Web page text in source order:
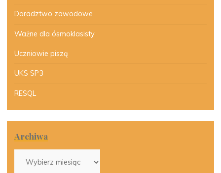
Doradztwo zawodowe
Ważne dla ósmoklasisty
Uczniowie piszą
UKS SP3
RESQL
Archiwa